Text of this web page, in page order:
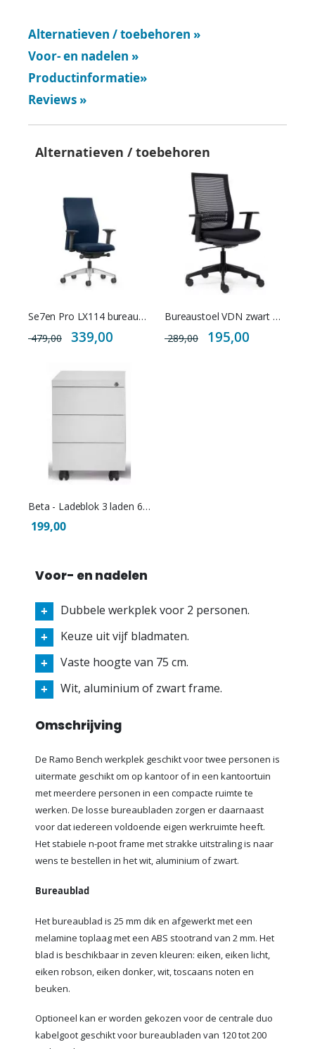
Alternatieven / toebehoren »
Voor- en nadelen »
Productinformatie»
Reviews »
Alternatieven / toebehoren
Se7en Pro LX114 bureaustoel
479,00
Special
Price
339,00
Bureaustoel VDN zwart met netrug
289,00
Special
Price
195,00
Beta - Ladeblok 3 laden 60cm - 4 kleuren
199,00
Voor- en nadelen
Dubbele werkplek voor 2 personen.
Keuze uit vijf bladmaten.
Vaste hoogte van 75 cm.
Wit, aluminium of zwart frame.
Omschrijving
De Ramo Bench werkplek geschikt voor twee personen is
uitermate geschikt om op kantoor of in een kantoortuin
met meerdere personen in een compacte ruimte te
werken. De losse bureaubladen zorgen er daarnaast
voor dat iedereen voldoende eigen werkruimte heeft.
Het stabiele n-poot frame met strakke uitstraling is naar
wens te bestellen in het wit, aluminium of zwart.
Bureaublad
Het bureaublad is 25 mm dik en afgewerkt met een
melamine toplaag met een ABS stootrand van 2 mm. Het
blad is beschikbaar in zeven kleuren: eiken, eiken licht,
eiken robson, eiken donker, wit, toscaans noten en
beuken.
Optioneel kan er worden gekozen voor de centrale duo
kabelgoot geschikt voor bureaubladen van 120 tot 200